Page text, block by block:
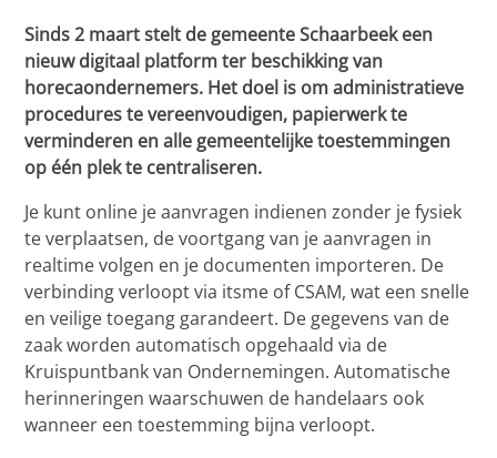
Sinds 2 maart stelt de gemeente Schaarbeek een
nieuw digitaal platform ter beschikking van
horecaondernemers. Het doel is om administratieve
procedures te vereenvoudigen, papierwerk te
verminderen en alle gemeentelijke toestemmingen
op één plek te centraliseren.
Je kunt online je aanvragen indienen zonder je fysiek
te verplaatsen, de voortgang van je aanvragen in
realtime volgen en je documenten importeren. De
verbinding verloopt via itsme of CSAM, wat een snelle
en veilige toegang garandeert. De gegevens van de
zaak worden automatisch opgehaald via de
Kruispuntbank van Ondernemingen. Automatische
herinneringen waarschuwen de handelaars ook
wanneer een toestemming bijna verloopt.